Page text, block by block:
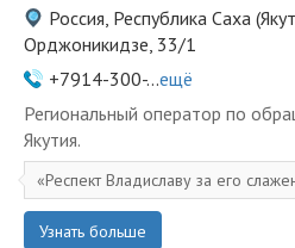
Россия, Республика Саха
Орджоникидзе, 33/1
+7914-300-...ещё
Региональный оператор по
Якутия.
Респект Владиславу за его
Узнать больше